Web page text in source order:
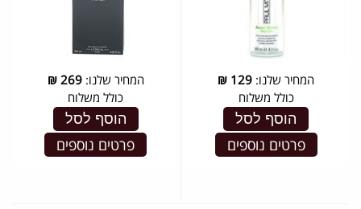
המחיר שלנו: 129
₪
כולל משלוח
הוסף לסל
פרטים נוספים
המחיר שלנו:269
₪
כולל משלוח
הוסף לסל
פרטים נוספים